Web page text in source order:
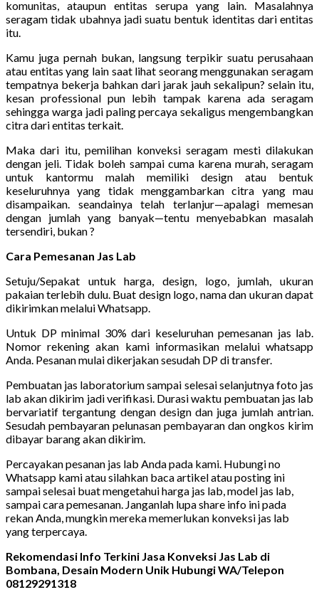
komunitas, ataupun entitas serupa yang lain. Masalahnya
seragam tidak ubahnya jadi suatu bentuk identitas dari entitas
itu.
Kamu juga pernah bukan, langsung terpikir suatu perusahaan
atau entitas yang lain saat lihat seorang menggunakan seragam
tempatnya bekerja bahkan dari jarak jauh sekalipun? selain itu,
kesan professional pun lebih tampak karena ada seragam
sehingga warga jadi paling percaya sekaligus mengembangkan
citra dari entitas terkait.
Maka dari itu, pemilihan konveksi seragam mesti dilakukan
dengan jeli. Tidak boleh sampai cuma karena murah, seragam
untuk kantormu malah memiliki design atau bentuk
keseluruhnya yang tidak menggambarkan citra yang mau
disampaikan. seandainya telah terlanjur—apalagi memesan
dengan jumlah yang banyak—tentu menyebabkan masalah
tersendiri, bukan ?
Cara Pemesanan Jas Lab
Setuju/Sepakat untuk harga, design, logo, jumlah, ukuran
pakaian terlebih dulu. Buat design logo, nama dan ukuran dapat
dikirimkan melalui Whatsapp.
Untuk DP minimal 30% dari keseluruhan pemesanan jas lab.
Nomor rekening akan kami informasikan melalui whatsapp
Anda. Pesanan mulai dikerjakan sesudah DP di transfer.
Pembuatan jas laboratorium sampai selesai selanjutnya foto jas
lab akan dikirim jadi verifikasi. Durasi waktu pembuatan jas lab
bervariatif tergantung dengan design dan juga jumlah antrian.
Sesudah pembayaran pelunasan pembayaran dan ongkos kirim
dibayar barang akan dikirim.
Percayakan pesanan jas lab Anda pada kami. Hubungi no
Whatsapp kami atau silahkan baca artikel atau posting ini
sampai selesai buat mengetahui harga jas lab, model jas lab,
sampai cara pemesanan. Janganlah lupa share info ini pada
rekan Anda, mungkin mereka memerlukan konveksi jas lab
yang terpercaya.
Rekomendasi Info Terkini Jasa Konveksi Jas Lab di
Bombana, Desain Modern Unik Hubungi WA/Telepon
08129291318